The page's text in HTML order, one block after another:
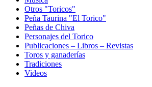
Otros "Toricos"
Peña Taurina "El Torico"
Peñas de Chiva
Personajes del Torico
Publicaciones – Libros – Revistas
Toros y ganaderías
Tradiciones
Videos